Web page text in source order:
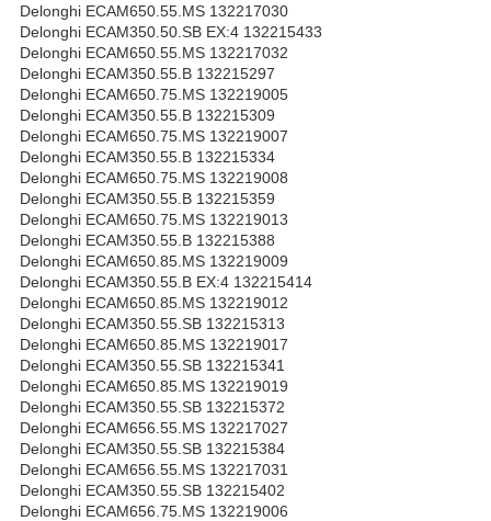
Delonghi ECAM650.55.MS 132217030
Delonghi ECAM350.50.SB EX:4 132215433
Delonghi ECAM650.55.MS 132217032
Delonghi ECAM350.55.B 132215297
Delonghi ECAM650.75.MS 132219005
Delonghi ECAM350.55.B 132215309
Delonghi ECAM650.75.MS 132219007
Delonghi ECAM350.55.B 132215334
Delonghi ECAM650.75.MS 132219008
Delonghi ECAM350.55.B 132215359
Delonghi ECAM650.75.MS 132219013
Delonghi ECAM350.55.B 132215388
Delonghi ECAM650.85.MS 132219009
Delonghi ECAM350.55.B EX:4 132215414
Delonghi ECAM650.85.MS 132219012
Delonghi ECAM350.55.SB 132215313
Delonghi ECAM650.85.MS 132219017
Delonghi ECAM350.55.SB 132215341
Delonghi ECAM650.85.MS 132219019
Delonghi ECAM350.55.SB 132215372
Delonghi ECAM656.55.MS 132217027
Delonghi ECAM350.55.SB 132215384
Delonghi ECAM656.55.MS 132217031
Delonghi ECAM350.55.SB 132215402
Delonghi ECAM656.75.MS 132219006